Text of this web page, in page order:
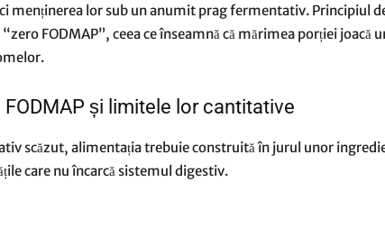
menținerea lor sub un anumit prag fermentativ. Principiul
FODMAP”, ceea ce înseamnă că mărimea porției joacă
și limitele lor cantitative
scăzut, alimentația trebuie construită în jurul unor
care nu încarcă sistemul digestiv.